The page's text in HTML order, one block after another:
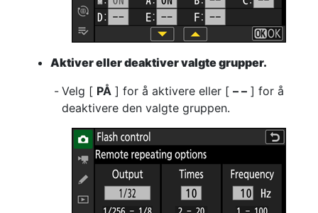
Aktiver eller deaktiver valgte grupper.
Velg [ PÅ ] for å aktivere eller [ – – ] for å
deaktivere den valgte gruppen.